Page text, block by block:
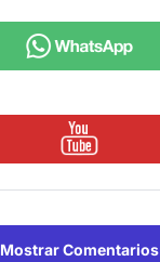
Mostrar Comentarios